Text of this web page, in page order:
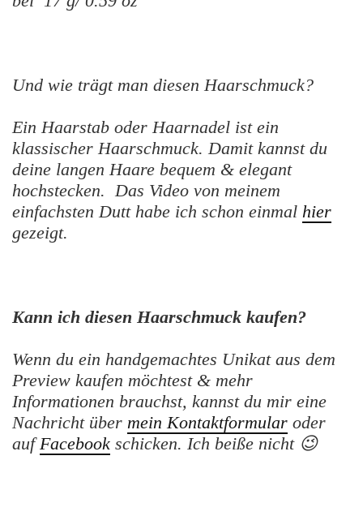
Und wie trägt man diesen Haarschmuck?
Ein Haarstab oder Haarnadel ist ein
klassischer Haarschmuck. Damit kannst du
deine langen Haare bequem & elegant
hochstecken. Das Video von meinem
einfachsten Dutt habe ich schon einmal hier
gezeigt.
Kann ich diesen Haarschmuck kaufen?
Wenn du ein handgemachtes Unikat aus dem
Preview kaufen möchtest & mehr
Informationen brauchst, kannst du mir eine
Nachricht über mein Kontaktformular oder
aufFacebook schicken. Ich beiße nicht 😉